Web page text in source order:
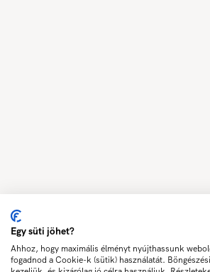
Egy süti jöhet?
Ahhoz, hogy maximális élményt nyújthassunk
fogadnod a Cookie-k (sütik) használatát.